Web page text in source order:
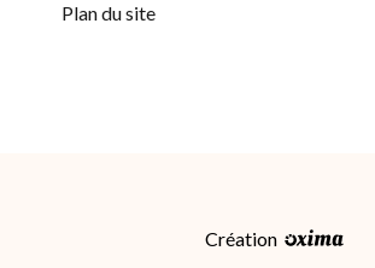
Plan du site
Création